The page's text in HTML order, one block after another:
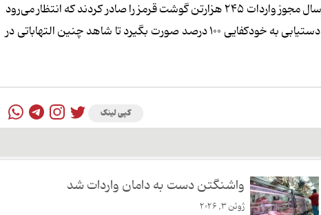
نوساناتی در بازار به دنبال داشت که مسئولان وزارت جهاد برای نیمه دوم سال مجوز واردات ۲۴۵ هزارتن گوشت قرمز را صادر کردند که انتظار می‌رود
با واردات به‌موقع، بازار به تعادل برسد و در کنار واردات، برنامه‌ریزی برای دستیابی به خودکفایی ۱۰۰ درصد صورت بگیرد تا شاهد چنین التهاباتی در
کپی لینک
واشنگتن دست به دامان واردات شد
ژوئن 3, 2026